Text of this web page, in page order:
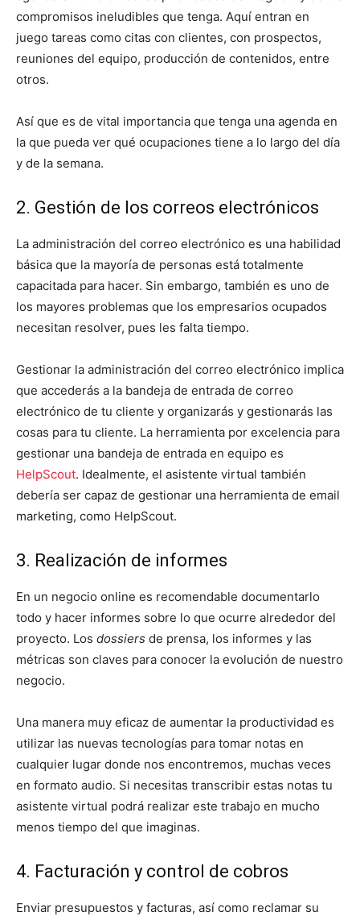
compromisos ineludibles que tenga. Aquí entran en
juego tareas como citas con clientes, con prospectos,
reuniones del equipo, producción de contenidos, entre
otros.
Así que es de vital importancia que tenga una agenda en
la que pueda ver qué ocupaciones tiene a lo largo del día
y de la semana.
2. Gestión de los correos electrónicos
La administración del correo electrónico es una habilidad
básica que la mayoría de personas está totalmente
capacitada para hacer. Sin embargo, también es uno de
los mayores problemas que los empresarios ocupados
necesitan resolver, pues les falta tiempo.
Gestionar la administración del correo electrónico implica
que accederás a la bandeja de entrada de correo
electrónico de tu cliente y organizarás y gestionarás las
cosas para tu cliente. La herramienta por excelencia para
gestionar una bandeja de entrada en equipo es
HelpScout. Idealmente, el asistente virtual también
debería ser capaz de gestionar una herramienta de email
marketing, como HelpScout.
3. Realización de informes
En un negocio online es recomendable documentarlo
todo y hacer informes sobre lo que ocurre alrededor del
proyecto. Los dossiers de prensa, los informes y las
métricas son claves para conocer la evolución de nuestro
negocio.
Una manera muy eficaz de aumentar la productividad es
utilizar las nuevas tecnologías para tomar notas en
cualquier lugar donde nos encontremos, muchas veces
en formato audio. Si necesitas transcribir estas notas tu
asistente virtual podrá realizar este trabajo en mucho
menos tiempo del que imaginas.
4. Facturación y control de cobros
Enviar presupuestos y facturas, así como reclamar su